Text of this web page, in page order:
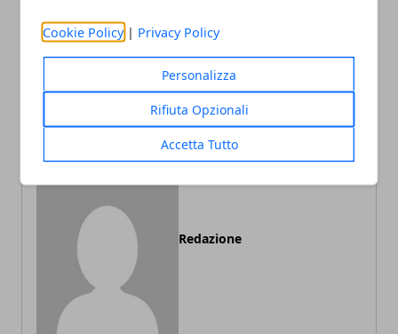
Cookie Policy | Privacy Policy
Personalizza
Rifiuta Opzionali
Accetta Tutto
Articolo Precedente
Oggetti per rendere una
casa smart: cosa
importanti giocatori del
Frosinone Calcio di tutti i
tempi
Redazione